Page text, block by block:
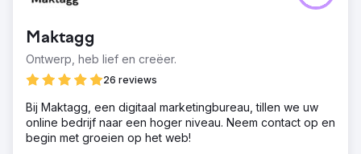
Maktagg
Ontwerp, heb lief en creëer.
26 reviews
Bij Maktagg, een digitaal marketingbureau, tillen we uw
online bedrijf naar een hoger niveau. Neem contact op en
begin met groeien op het web!